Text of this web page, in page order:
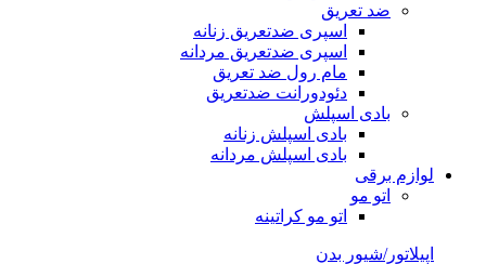
ضد تعریق
اسپری ضدتعریق زنانه
اسپری ضدتعریق مردانه
مام رول ضد تعریق
دئودورانت ضدتعریق
بادی اسپلش
بادی اسپلش زنانه
بادی اسپلش مردانه
لوازم برقی
اتو مو
اتو مو کراتینه
اپیلاتور/شیور بدن